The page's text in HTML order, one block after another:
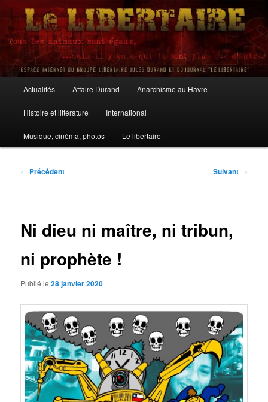
Aller
contenu
principalLe Libertaire
principal
Actualités Affaire Durand Anarchisme au Havre
Histoire et littérature International
Musique, cinéma, photos Le libertaire
Navigation
← Précédent Suivant →
Ni dieu ni maître, ni tribun,
ni prophète !
Publié le28 janvier 2020